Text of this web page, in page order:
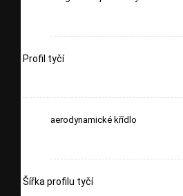
Profil tyčí
aerodynamické křídlo
Šířka profilu tyčí